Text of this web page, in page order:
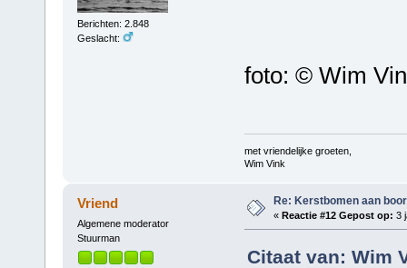
Berichten: 2.848
Geslacht:
foto: © Wim
met vriendelijke groeten,
Wim Vink
Vriend
Algemene moderator
Stuurman
Re: Kerstbomen aan
« Reactie #12 Gepost op: 3
Citaat van: Wim